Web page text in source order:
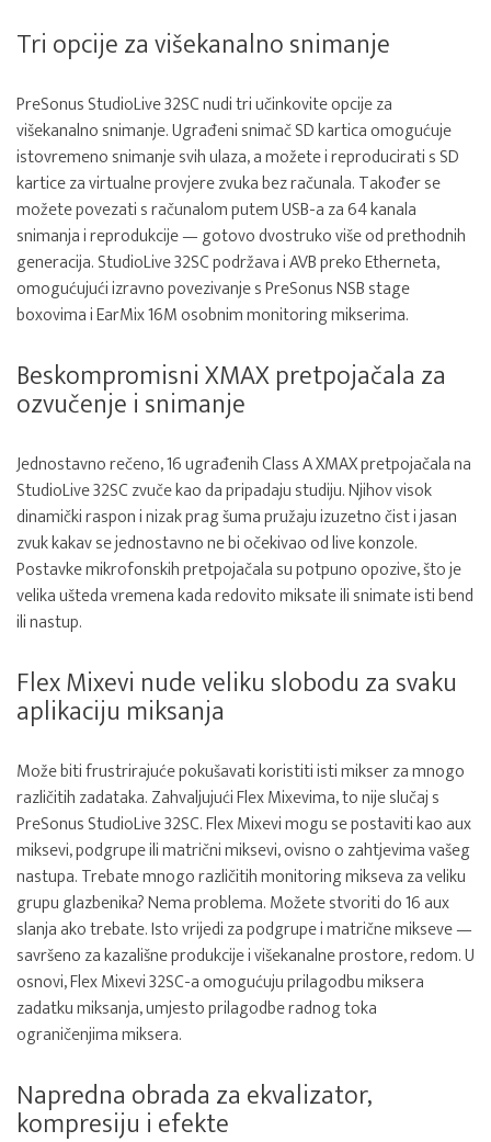
Tri opcije za višekanalno snimanje
PreSonus StudioLive 32SC nudi tri učinkovite opcije za
višekanalno snimanje. Ugrađeni snimač SD kartica omogućuje
istovremeno snimanje svih ulaza, a možete i reproducirati s SD
kartice za virtualne provjere zvuka bez računala. Također se
možete povezati s računalom putem USB-a za 64 kanala
snimanja i reprodukcije — gotovo dvostruko više od prethodnih
generacija. StudioLive 32SC podržava i AVB preko Etherneta,
omogućujući izravno povezivanje s PreSonus NSB stage
boxovima i EarMix 16M osobnim monitoring mikserima.
Beskompromisni XMAX pretpojačala za
ozvučenje i snimanje
Jednostavno rečeno, 16 ugrađenih Class A XMAX pretpojačala na
StudioLive 32SC zvuče kao da pripadaju studiju. Njihov visok
dinamički raspon i nizak prag šuma pružaju izuzetno čist i jasan
zvuk kakav se jednostavno ne bi očekivao od live konzole.
Postavke mikrofonskih pretpojačala su potpuno opozive, što je
velika ušteda vremena kada redovito miksate ili snimate isti bend
ili nastup.
Flex Mixevi nude veliku slobodu za svaku
aplikaciju miksanja
Može biti frustrirajuće pokušavati koristiti isti mikser za mnogo
različitih zadataka. Zahvaljujući Flex Mixevima, to nije slučaj s
PreSonus StudioLive 32SC. Flex Mixevi mogu se postaviti kao aux
miksevi, podgrupe ili matrični miksevi, ovisno o zahtjevima vašeg
nastupa. Trebate mnogo različitih monitoring mikseva za veliku
grupu glazbenika? Nema problema. Možete stvoriti do 16 aux
slanja ako trebate. Isto vrijedi za podgrupe i matrične mikseve —
savršeno za kazališne produkcije i višekanalne prostore, redom. U
osnovi, Flex Mixevi 32SC-a omogućuju prilagodbu miksera
zadatku miksanja, umjesto prilagodbe radnog toka
ograničenjima miksera.
Napredna obrada za ekvalizator,
kompresiju i efekte